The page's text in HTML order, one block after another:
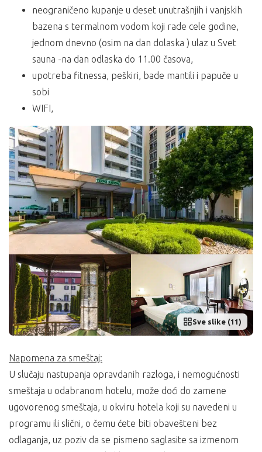
neograničeno kupanje u deset unutrašnjih i vanjskih
bazena s termalnom vodom koji rade cele godine,
jednom dnevno (osim na dan dolaska ) ulaz u Svet
sauna -na dan odlaska do 11.00 časova,
upotreba fitnessa, peškiri, bade mantili i papuče u
sobi
WIFI,
Sve slike (11)
Napomena za smeštaj:
U slučaju nastupanja opravdanih razloga, i nemogućnosti
smeštaja u odabranom hotelu, može doći do zamene
ugovorenog smeštaja, u okviru hotela koji su navedeni u
programu ili slični, o čemu ćete biti obavešteni bez
odlaganja, uz poziv da se pismeno saglasite sa izmenom